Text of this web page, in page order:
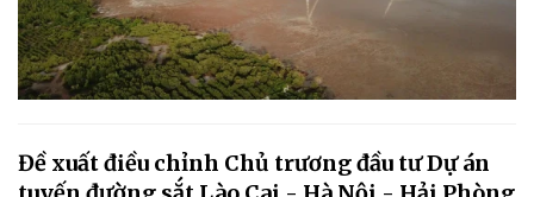
Đề xuất điều chỉnh Chủ trương đầu tư Dự án